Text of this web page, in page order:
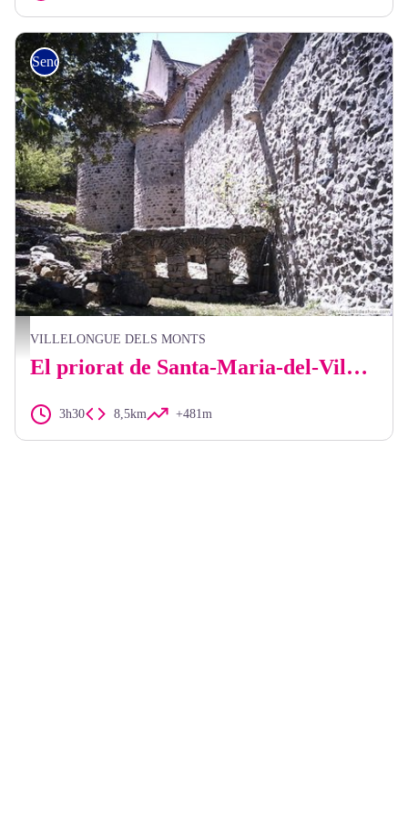
OT Laroque
Senderismo
VILLELONGUE DELS MONTS
El priorat de Santa-Maria-del-Vilar per les masias catalanas
3h30 8,5km +481m